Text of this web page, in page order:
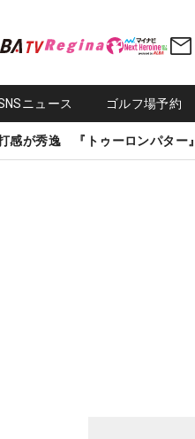
ニュース ゴルフ場予約
感が秀逸 『トゥーロンパター』